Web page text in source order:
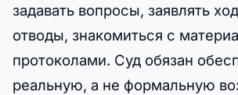
задавать вопросы, заявлять
отводы, знакомиться с
протоколами. Суд обязан
реальную, а не формальную